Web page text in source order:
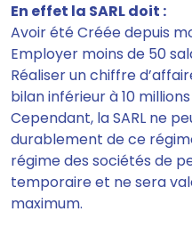
En effet la SARL doit :
Avoir été Créée depuis
Employer moins de 50
Réaliser un chiffre
bilan inférieur à 10 millions
Cependant, la SARL ne
durablement de ce
régime des sociétés de
temporaire et ne sera
maximum.